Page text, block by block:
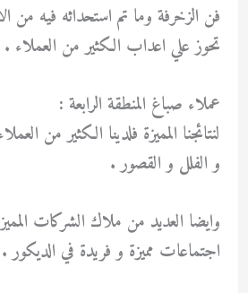
فن الزخرفة وما تم استحداثه فيه من
تحوز علي اعداب الكثير من العملاء .
عملاء صباغ المنطقة الرابعة :
لنتائجنا المميزة فلدينا الكثير من
و الفلل و القصور .
وايضا العديد من ملاك الشركات
اجتماعات مميزة و فريدة في الديكور .